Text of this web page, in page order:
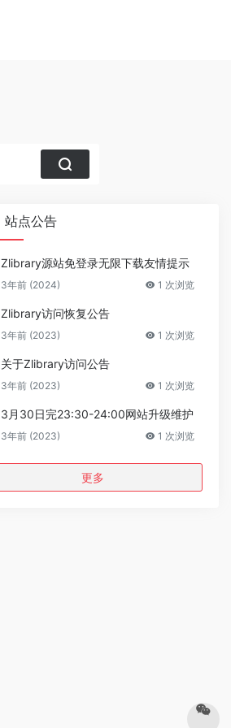
站点公告
Zlibrary源站免登录无限下载友情提示
3年前 (2024) 1 次浏览
Zlibrary访问恢复公告
3年前 (2023) 1 次浏览
关于Zlibrary访问公告
3年前 (2023) 1 次浏览
3月30日完23:30-24:00网站升级维护
3年前 (2023) 1 次浏览
更多